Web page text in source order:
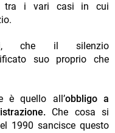
tra i vari casi in cui
che il silenzio
suo proprio che
è quello all’obbligo a
Che cosa si
1990 sancisce questo